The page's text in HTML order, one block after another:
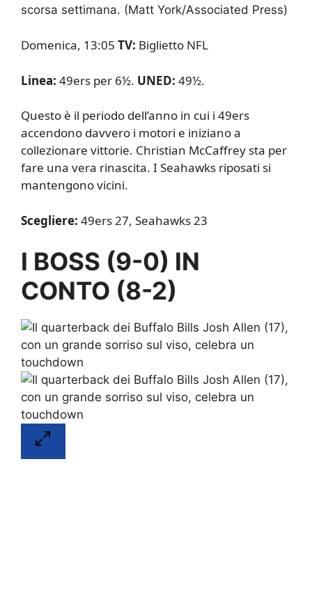
scorsa settimana. (Matt York/Associated Press)
Domenica, 13:05 TV: Biglietto NFL
Linea: 49ers per 6½. UNED: 49½.
Questo è il periodo dell’anno in cui i 49ers
accendono davvero i motori e iniziano a
collezionare vittorie. Christian McCaffrey sta per
fare una vera rinascita. I Seahawks riposati si
mantengono vicini.
Scegliere: 49ers 27, Seahawks 23
I BOSS (9-0) IN
CONTO (8-2)